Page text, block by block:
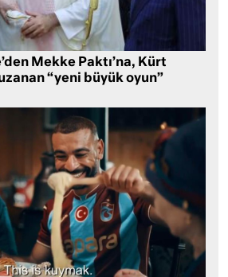
Mekke Paktı’na, Kürt
“yeni büyük oyun”